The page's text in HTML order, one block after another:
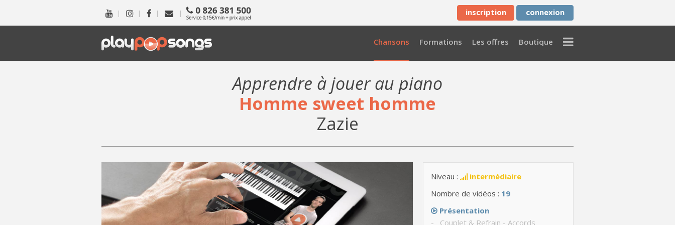
| | | | inscription connexion
Chansons Formations Les offres Boutique Menu
Apprendre à jouer au piano
Homme sweet homme
Zazie
Niveau :
intermédiaire
Nombre de vidéos : 19
Présentation
- Couplet & Refrain - Accords